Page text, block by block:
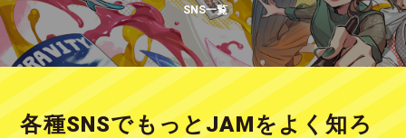
SNS一覧
各種SNSでもっとJAMをよく知ろ